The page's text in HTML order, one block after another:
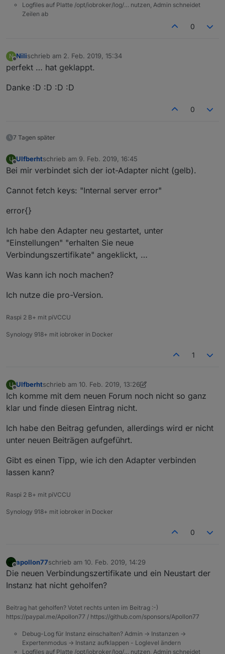
Logfiles auf Platte /opt/iobroker/log/… nutzen, Admin schneidet
Zeilen ab
0
N
Offline
Nilischrieb am 2. Feb. 2019, 15:34
zuletzt editiert von
perfekt … hat geklappt.
Danke :D :D :D :D
0
7 Tagen später
U
Offline
Ulfberhtschrieb am 9. Feb. 2019, 16:45
zuletzt editiert von
Bei mir verbindet sich der iot-Adapter nicht (gelb).
Cannot fetch keys: "Internal server error"
error{}
Ich habe den Adapter neu gestartet, unter
"Einstellungen" "erhalten Sie neue
Verbindungszertifikate" angeklickt, …
Was kann ich noch machen?
Ich nutze die pro-Version.
Raspi 2 B+ mit piVCCU
Synology 918+ mit iobroker in Docker
1
U
Offline
Ulfberhtschrieb am 10. Feb. 2019, 13:26
zuletzt editiert von Ulfberht2. Okt. 2019, 14:28
Ich komme mit dem neuen Forum noch nicht so ganz
klar und finde diesen Eintrag nicht.
Ich habe den Beitrag gefunden, allerdings wird er nicht
unter neuen Beiträgen aufgeführt.
Gibt es einen Tipp, wie ich den Adapter verbinden
lassen kann?
Raspi 2 B+ mit piVCCU
Synology 918+ mit iobroker in Docker
0
apollon77schrieb am 10. Feb. 2019, 14:29
zuletzt editiert von
Die neuen Verbindungszertifikate und ein Neustart der
Instanz hat nicht geholfen?
Beitrag hat geholfen? Votet rechts unten im Beitrag :-)
https://paypal.me/Apollon77 / https://github.com/sponsors/Apollon77
Debug-Log für Instanz einschalten? Admin -> Instanzen ->
Expertenmodus -> Instanz aufklappen - Loglevel ändern
Logfiles auf Platte /opt/iobroker/log/… nutzen, Admin schneidet